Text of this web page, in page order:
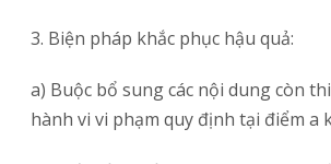
3. Biện pháp khắc phục hậu quả:
a) Buộc bổ sung các nội dung còn
hành vi vi phạm quy định tại điểm a